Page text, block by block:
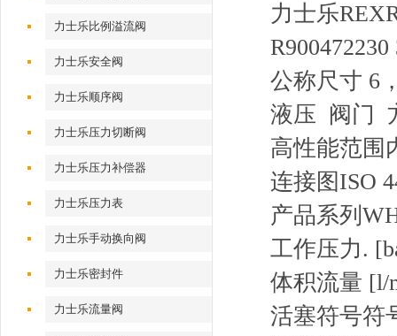
力士乐比例溢流阀
力士乐安全阀
力士乐顺序阀
力士乐压力切断阀
力士乐压力补偿器
力士乐压力表
力士乐手动换向阀
力士乐密封件
力士乐流量阀
力士乐
公称尺寸 6
液压 阀门
高性能范围
连接图 ISO
产品系列
工作压力.
体积流量 [l/
活塞符号符